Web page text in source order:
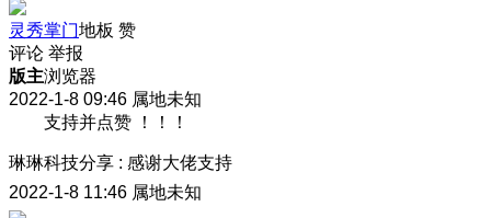
灵秀掌门地板 赞
评论 举报
版主浏览器
2022-1-8 09:46 属地未知
支持并点赞 ！！！
琳琳科技分享 : 感谢大佬支持
2022-1-8 11:46 属地未知